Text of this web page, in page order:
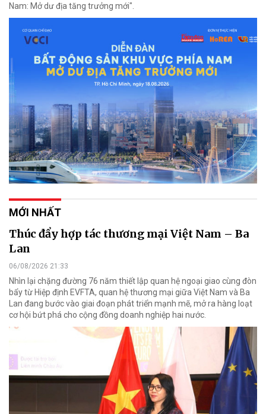
Nam: Mở dư địa tăng trưởng mới".
MỚI NHẤT
Thúc đẩy hợp tác thương mại Việt Nam – Ba
Lan
06/08/2026 21:33
Nhìn lại chặng đường 76 năm thiết lập quan hệ ngoại giao cùng đòn
bẩy từ Hiệp định EVFTA, quan hệ thương mại giữa Việt Nam và Ba
Lan đang bước vào giai đoạn phát triển mạnh mẽ, mở ra hàng loạt
cơ hội bứt phá cho cộng đồng doanh nghiệp hai nước.